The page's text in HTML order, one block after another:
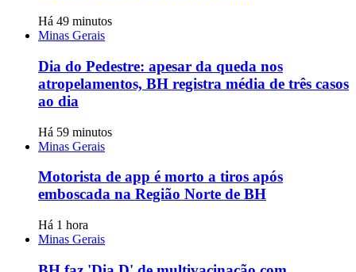
Há 49 minutos
Minas Gerais
Dia do Pedestre: apesar da queda nos
atropelamentos, BH registra média de três casos
ao dia
Há 59 minutos
Minas Gerais
Motorista de app é morto a tiros após
emboscada na Região Norte de BH
Há 1 hora
Minas Gerais